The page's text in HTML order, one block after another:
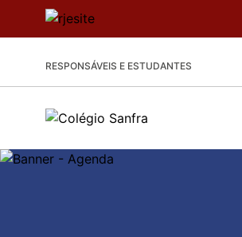
RESPONSÁVEIS E ESTUDANTES